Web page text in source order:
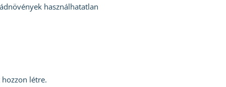
használhatatlan
létre.